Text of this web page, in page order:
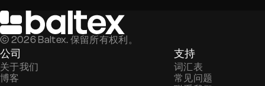
© 2026 Baltex. 保留所有权利。
公司
关于我们
博客
支持
词汇表
常见问题